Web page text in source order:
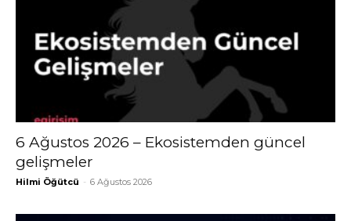
6 Ağustos 2026 – Ekosistemden güncel
gelişmeler
Hilmi Öğütcü - 6 Ağustos 2026